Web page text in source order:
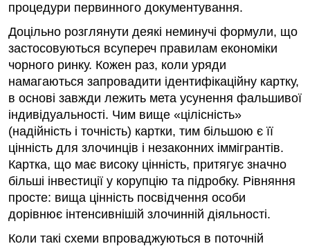
процедури первинного документування.
Доцільно розглянути деякі неминучі формули, що
застосовуються всупереч правилам економіки
чорного ринку. Кожен раз, коли уряди
намагаються запровадити ідентифікаційну картку,
в основі завжди лежить мета усунення фальшивої
індивідуальності. Чим вище «цілісність»
(надійність і точність) картки, тим більшою є її
цінність для злочинців і незаконних іммігрантів.
Картка, що має високу цінність, притягує значно
більші інвестиції у корупцію та підробку. Рівняння
просте: вища цінність посвідчення особи
дорівнює інтенсивнішій злочинній діяльності.
Коли такі схеми впроваджуються в поточній